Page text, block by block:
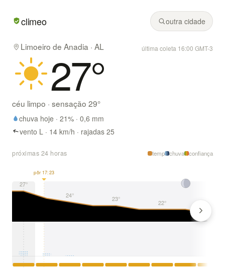
Em Limoeiro de Anadia/AL hoje: céu limpo, mínima de 21°
climeo outra cidade
Limoeiro de Anadia · AL última coleta 16:00 GMT-3
27°
céu limpo · sensação 29°
chuva hoje · 21% · 0,6 mm
vento L · 14 km/h · rajadas 25
próximas 24 horas temp chuva confiança
27°
24° 23° 22°
pôr 17:23